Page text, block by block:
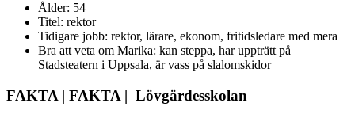
Ålder: 54
Titel: rektor
Tidigare jobb: rektor, lärare, ekonom, fritidsledare med mera
Bra att veta om Marika: kan steppa, har uppträtt på
Stadsteatern i Uppsala, är vass på slalomskidor
FAKTA | FAKTA | Lövgärdesskolan